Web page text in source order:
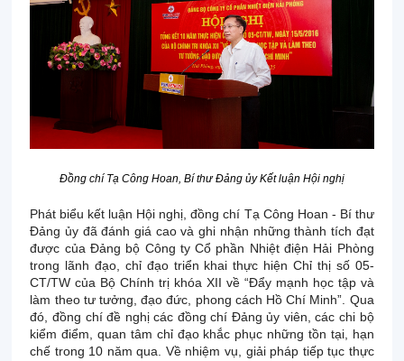
Đồng chí Tạ Công Hoan, Bí thư Đảng ủy Kết luận Hội nghị
Phát biểu kết luận Hội nghị, đồng chí Tạ Công Hoan - Bí thư
Đảng ủy đã đánh giá cao và ghi nhận những thành tích đạt
được của Đảng bộ Công ty Cổ phần Nhiệt điện Hải Phòng
trong lãnh đạo, chỉ đạo triển khai thực hiện Chỉ thị số 05-
CT/TW của Bộ Chính trị khóa XII về “Đẩy mạnh học tập và
làm theo tư tưởng, đạo đức, phong cách Hồ Chí Minh”. Qua
đó, đồng chí đề nghị các đồng chí Đảng ủy viên, các chi bộ
kiểm điểm, quan tâm chỉ đạo khắc phục những tồn tại, hạn
chế trong 10 năm qua. Về nhiệm vụ, giải pháp tiếp tục thực